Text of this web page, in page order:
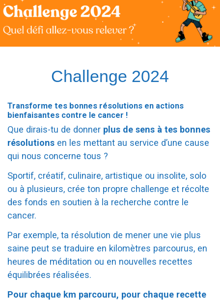
Challenge 2024
Transforme tes bonnes résolutions en actions
bienfaisantes contre le cancer !
Que dirais-tu de donner plus de sens à tes bonnes
résolutions en les mettant au service d’une cause
qui nous concerne tous ?
Sportif, créatif, culinaire, artistique ou insolite, solo
ou à plusieurs, crée ton propre challenge et récolte
des fonds en soutien à la recherche contre le
cancer.
Par exemple, ta résolution de mener une vie plus
saine peut se traduire en kilomètres parcourus, en
heures de méditation ou en nouvelles recettes
équilibrées réalisées.
Pour chaque km parcouru, pour chaque recette